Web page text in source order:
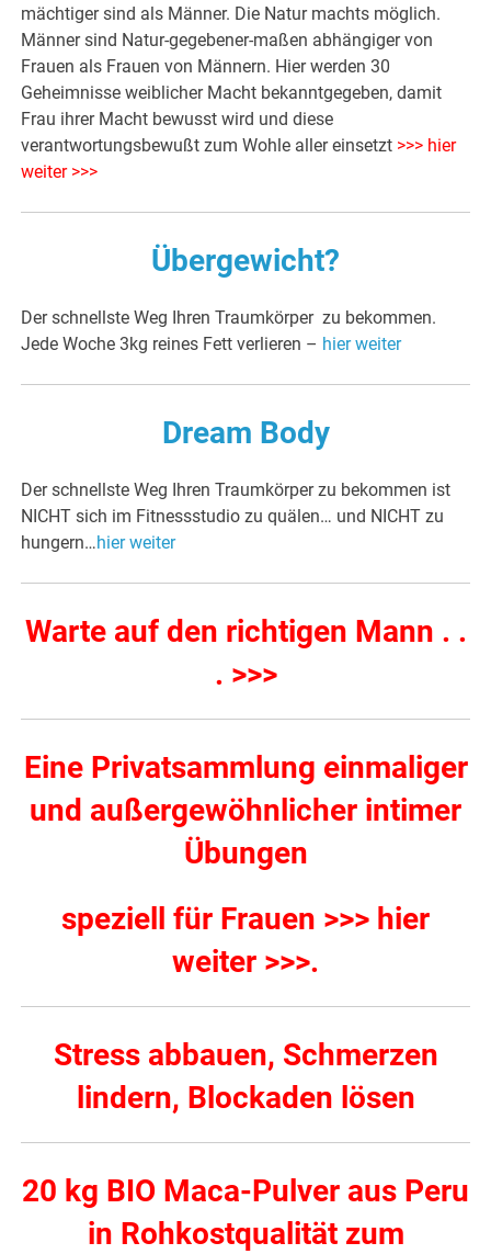
mächtiger sind als Männer. Die Natur machts möglich.
Männer sind Natur-gegebener-maßen abhängiger von
Frauen als Frauen von Männern. Hier werden 30
Geheimnisse weiblicher Macht bekanntgegeben, damit
Frau ihrer Macht bewusst wird und diese
verantwortungsbewußt zum Wohle aller einsetzt >>> hier
weiter >>>
Übergewicht?
Der schnellste Weg Ihren Traumkörper zu bekommen.
Jede Woche 3kg reines Fett verlieren – hier weiter
Dream Body
Der schnellste Weg Ihren Traumkörper zu bekommen ist
NICHT sich im Fitnessstudio zu quälen… und NICHT zu
hungern…hier weiter
Warte auf den richtigen Mann . .
. >>>
Eine Privatsammlung einmaliger
und außergewöhnlicher intimer
Übungen
speziell für Frauen >>> hier
weiter >>>.
Stress abbauen, Schmerzen
lindern, Blockaden lösen
20 kg BIO Maca-Pulver aus Peru
in Rohkostqualität zum